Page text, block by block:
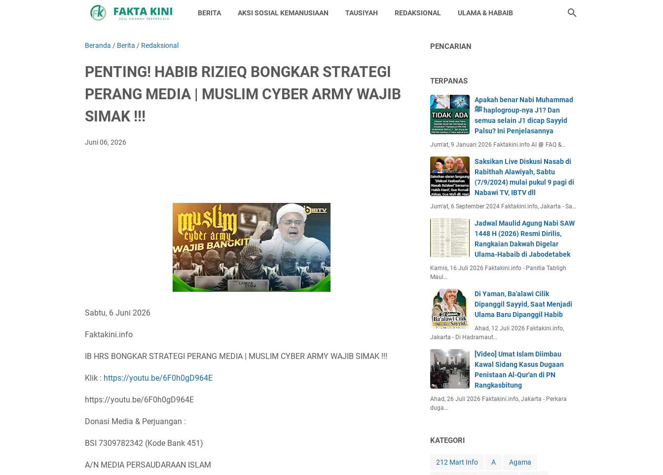
BERITA AKSI SOSIAL KEMANUSIAAN TAUSIYAH REDAKSIONAL ULAMA & HABAIB
Beranda / Berita / Redaksional
PENTING! HABIB RIZIEQ BONGKAR STRATEGI
PERANG MEDIA | MUSLIM CYBER ARMY WAJIB
SIMAK !!!
Juni 06, 2026
Sabtu, 6 Juni 2026
Faktakini.info
IB HRS BONGKAR STRATEGI PERANG MEDIA | MUSLIM CYBER ARMY WAJIB SIMAK !!!
Klik : https://youtu.be/6F0h0gD964E
https://youtu.be/6F0h0gD964E
Donasi Media & Perjuangan :
BSI 7309782342 (Kode Bank 451)
A/N MEDIA PERSAUDARAAN ISLAM
PENCARIAN
TERPANAS
Apakah benar Nabi Muhammad
ﷺ haplogroup-nya J1? Dan
semua selain J1 dicap Sayyid
Palsu? Ini Penjelasannya
Jum'at, 9 Januari 2026 Faktakini.info AI 📘 FAQ &…
Saksikan Live Diskusi Nasab di
Rabithah Alawiyah, Sabtu
(7/9/2024) mulai pukul 9 pagi di
Nabawi TV, IBTV dll
Jum'at, 6 September 2024 Faktakini.info, Jakarta - Sa…
Jadwal Maulid Agung Nabi SAW
1448 H (2026) Resmi Dirilis,
Rangkaian Dakwah Digelar
Ulama-Habaib di Jabodetabek
Kamis, 16 Juli 2026 Faktakini.info - Panitia Tabligh
Maul…
Di Yaman, Ba'alawi Cilik
Dipanggil Sayyid, Saat Menjadi
Ulama Baru Dipanggil Habib
Ahad, 12 Juli 2026 Faktakini.info,
Jakarta - Di Hadramaut…
[Video] Umat Islam Diimbau
Kawal Sidang Kasus Dugaan
Penistaan Al-Qur'an di PN
Rangkasbitung
Ahad, 26 Juli 2026 Faktakini.info, Jakarta - Perkara
duga…
KATEGORI
212 Mart Info A Agama